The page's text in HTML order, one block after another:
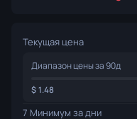
Текущая цена
Диапазон цены за 90д
1.48
7 Минимум за дни